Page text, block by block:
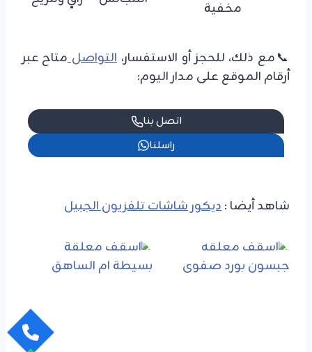
مخفية
📞مع ذلك، للحجز أو الاستفسار،التواصلمتاح عبر
أرقام الموقع على مدار اليوم:
اتصل بنا
راسلنا
شاهد أيضا :ديكور شاشات تلفزيون الجبيل